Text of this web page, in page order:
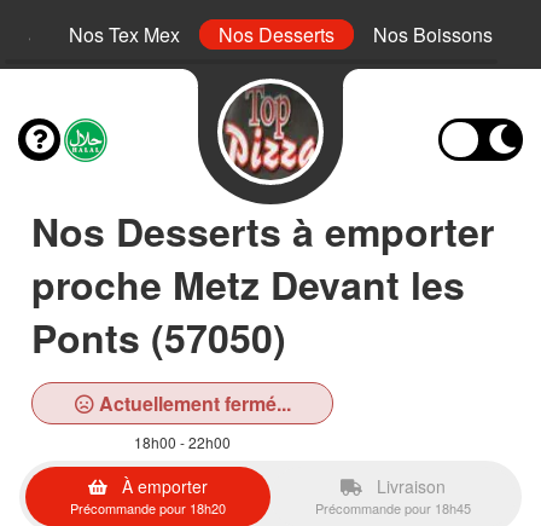
Nos Tex Mex Nos Desserts Nos Boissons
Nos Desserts à emporter
proche Metz Devant les
Ponts (57050)
Actuellement fermé...
18h00 - 22h00
À emporter
Précommande pour 18h20
Livraison
Précommande pour 18h45